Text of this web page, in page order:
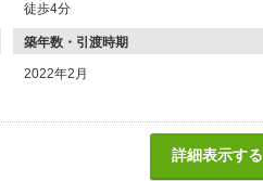
徒歩4分
築年数・引渡時期
2022年2月
詳細表示する